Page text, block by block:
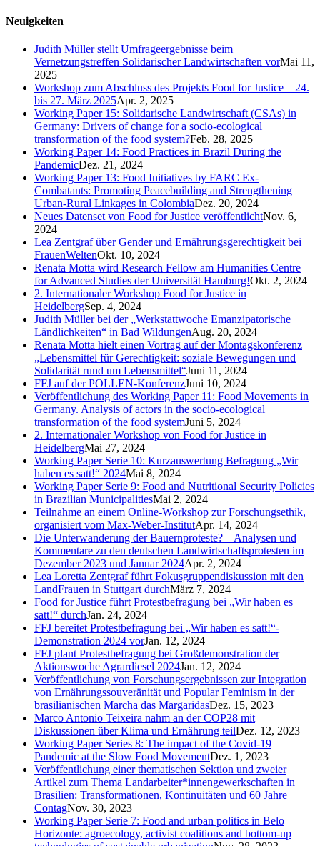
Neuigkeiten
Judith Müller stellt Umfrageergebnisse beim
Vernetzungstreffen Solidarischer Landwirtschaften vorMai 11,
2025
Workshop zum Abschluss des Projekts Food for Justice – 24.
bis 27. März 2025Apr. 2, 2025
Working Paper 15: Solidarische Landwirtschaft (CSAs) in
Germany: Drivers of change for a socio-ecological
transformation of the food system?Feb. 28, 2025
Working Paper 14: Food Practices in Brazil During the
PandemicDez. 21, 2024
Working Paper 13: Food Initiatives by FARC Ex-
Combatants: Promoting Peacebuilding and Strengthening
Urban-Rural Linkages in ColombiaDez. 20, 2024
Neues Datenset von Food for Justice veröffentlichtNov. 6,
2024
Lea Zentgraf über Gender und Ernährungsgerechtigkeit bei
FrauenWeltenOkt. 10, 2024
Renata Motta wird Research Fellow am Humanities Centre
for Advanced Studies der Universität Hamburg!Okt. 2, 2024
2. Internationaler Workshop Food for Justice in
HeidelbergSep. 4, 2024
Judith Müller bei der „Werkstattwoche Emanzipatorische
Ländlichkeiten“ in Bad WildungenAug. 20, 2024
Renata Motta hielt einen Vortrag auf der Montagskonferenz
„Lebensmittel für Gerechtigkeit: soziale Bewegungen und
Solidarität rund um Lebensmittel“Juni 11, 2024
FFJ auf der POLLEN-KonferenzJuni 10, 2024
Veröffentlichung des Working Paper 11: Food Movements in
Germany. Analysis of actors in the socio-ecological
transformation of the food systemJuni 5, 2024
2. Internationaler Workshop von Food for Justice in
HeidelbergMai 27, 2024
Working Paper Serie 10: Kurzauswertung Befragung „Wir
haben es satt!“ 2024Mai 8, 2024
Working Paper Serie 9: Food and Nutritional Security Policies
in Brazilian MunicipalitiesMai 2, 2024
Teilnahme an einem Online-Workshop zur Forschungsethik,
organisiert vom Max-Weber-InstitutApr. 14, 2024
Die Unterwanderung der Bauernproteste? – Analysen und
Kommentare zu den deutschen Landwirtschaftsprotesten im
Dezember 2023 und Januar 2024Apr. 2, 2024
Lea Loretta Zentgraf führt Fokusgruppendiskussion mit den
LandFrauen in Stuttgart durchMärz 7, 2024
Food for Justice führt Protestbefragung bei „Wir haben es
satt!“ durchJan. 24, 2024
FFJ bereitet Protestbefragung bei „Wir haben es satt!“-
Demonstration 2024 vorJan. 12, 2024
FFJ plant Protestbefragung bei Großdemonstration der
Aktionswoche Agrardiesel 2024Jan. 12, 2024
Veröffentlichung von Forschungsergebnissen zur Integration
von Ernährungssouveränität und Popular Feminism in der
brasilianischen Marcha das MargaridasDez. 15, 2023
Marco Antonio Teixeira nahm an der COP28 mit
Diskussionen über Klima und Ernährung teilDez. 12, 2023
Working Paper Series 8: The impact of the Covid-19
Pandemic at the Slow Food MovementDez. 1, 2023
Veröffentlichung einer thematischen Sektion und zweier
Artikel zum Thema Landarbeiter*innengewerkschaften in
Brasilien: Transformationen, Kontinuitäten und 60 Jahre
ContagNov. 30, 2023
Working Paper Serie 7: Food and urban politics in Belo
Horizonte: agroecology, activist coalitions and bottom-up